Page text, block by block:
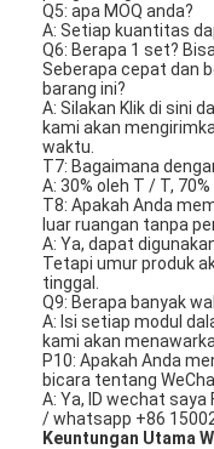
Q5: apa MOQ anda?
A: Setiap kuantitas
Q6: Berapa 1 set?
Seberapa cepat dan
barang ini?
A: Silakan Klik di sini
kami akan
waktu.
T7: Bagaimana
A: 30% oleh T / T,
T8: Apakah Anda
luar ruangan tanpa
A: Ya, dapat
Tetapi umur produk
tinggal.
Q9: Berapa banyak
A: Isi setiap modul
kami akan
P10: Apakah Anda
bicara tentang
A: Ya, ID wechat
/ whatsapp +86
Keuntungan Utama